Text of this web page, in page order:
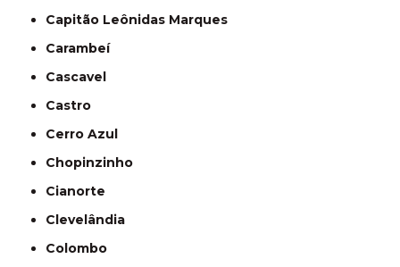
Capitão Leônidas Marques
Carambeí
Cascavel
Castro
Cerro Azul
Chopinzinho
Cianorte
Clevelândia
Colombo